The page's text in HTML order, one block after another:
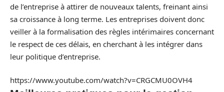
de l’entreprise à attirer de nouveaux talents, freinant ainsi
sa croissance à long terme. Les entreprises doivent donc
veiller à la formalisation des règles intérimaires concernant
le respect de ces délais, en cherchant à les intégrer dans
leur politique d’entreprise.
https://www.youtube.com/watch?v=CRGCMU0OVH4